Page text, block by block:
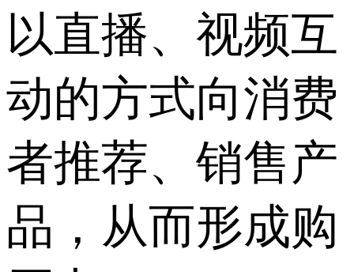
以直播、视频互
动的方式向消费
者推荐、销售产
品，从而形成购